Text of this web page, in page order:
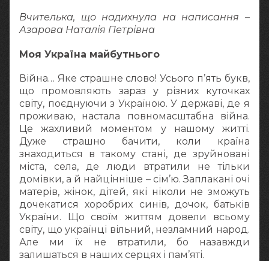
Вчителька, що надихнула на написання –
Азарова Наталія Петрівна
Моя Україна майбутнього
Війна… Яке страшне слово! Усього п’ять букв,
що промовляють зараз у різних куточках
світу, поєднуючи з Україною. У державі, де я
проживаю, настала повномасштабна війна.
Це жахливий моментом у нашому житті.
Дуже страшно бачити, коли країна
знаходиться в такому стані, де зруйновані
міста, села, де люди втратили не тільки
домівки, а й найцінніше – сім’ю. Заплакані очі
матерів, жінок, дітей, які ніколи не зможуть
дочекатися хоробрих синів, дочок, батьків
України. Що своїм життям довели всьому
світу, що українці вільний, незламний народ.
Але ми їх не втратили, бо назавжди
залишаться в наших серцях і пам’яті.